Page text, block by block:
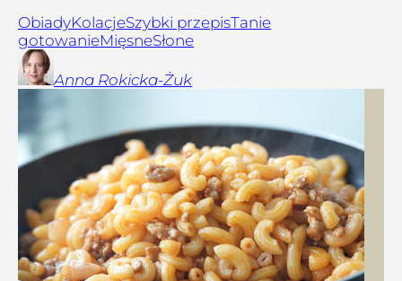
ObiadyKolacjeSzybki przepisTanie
gotowanieMięsneSłone
Anna Rokicka-Żuk